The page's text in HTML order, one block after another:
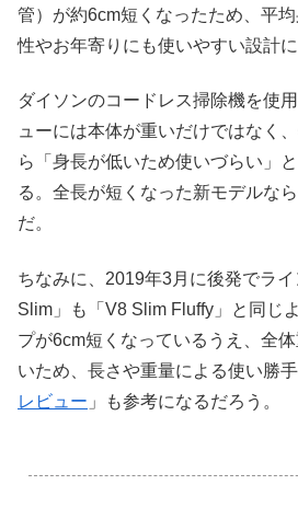
管）が約6cm短くなったため、平
性やお年寄りにも使いやすい設計
ダイソンのコードレス掃除機を使
ューには本体が重いだけではなく
ら「身長が低いため使いづらい」
る。全長が短くなった新モデルな
だ。
ちなみに、2019年3月に後発でラ
Slim」も「V8 Slim Fluffy」と同じ
プが6cm短くなっているうえ、全
いため、長さや重量による使い勝
レビュー 」も参考になるだろう。